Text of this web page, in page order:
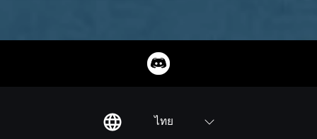
ไทย